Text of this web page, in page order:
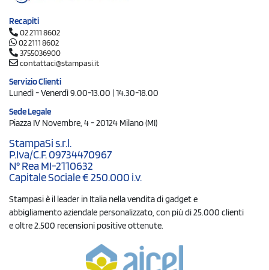
Recapiti
02 2111 8602
02 2111 8602
3755036900
contattaci@stampasi.it
Servizio Clienti
Lunedì - Venerdì 9.00-13.00 | 14.30-18.00
Sede Legale
Piazza IV Novembre, 4 - 20124 Milano (MI)
StampaSi s.r.l.
P.Iva/C.F. 09734470967
N° Rea MI-2110632
Capitale Sociale € 250.000 i.v.
Stampasi è il leader in Italia nella vendita di gadget e
abbigliamento aziendale personalizzato, con più di 25.000 clienti
e oltre 2.500 recensioni positive ottenute.